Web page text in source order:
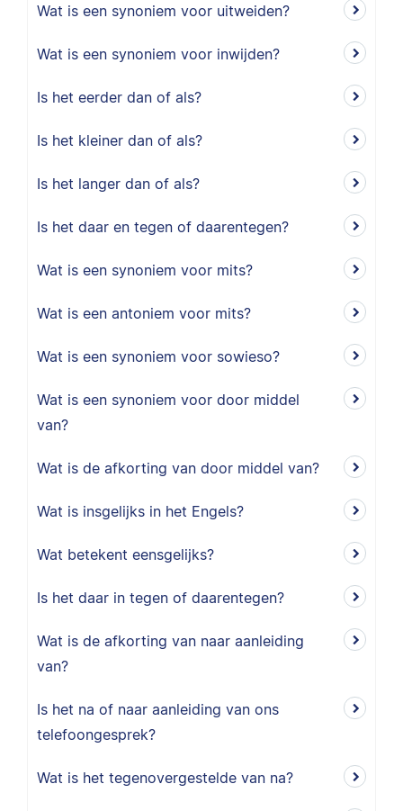
Wat is een synoniem voor uitweiden?
Wat is een synoniem voor inwijden?
Is het eerder dan of als?
Is het kleiner dan of als?
Is het langer dan of als?
Is het daar en tegen of daarentegen?
Wat is een synoniem voor mits?
Wat is een antoniem voor mits?
Wat is een synoniem voor sowieso?
Wat is een synoniem voor door middel
van?
Wat is de afkorting van door middel van?
Wat is insgelijks in het Engels?
Wat betekent eensgelijks?
Is het daar in tegen of daarentegen?
Wat is de afkorting van naar aanleiding
van?
Is het na of naar aanleiding van ons
telefoongesprek?
Wat is het tegenovergestelde van na?